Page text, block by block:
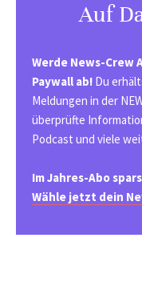
Auf
Werde News-Crew
Paywall ab! Du
Meldungen in der
überprüfte
Podcast und viele
Im Jahres-Abo
Wähle jetzt dein